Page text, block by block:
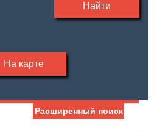
Найти
На карте
Ипотека
Расширенный поиск